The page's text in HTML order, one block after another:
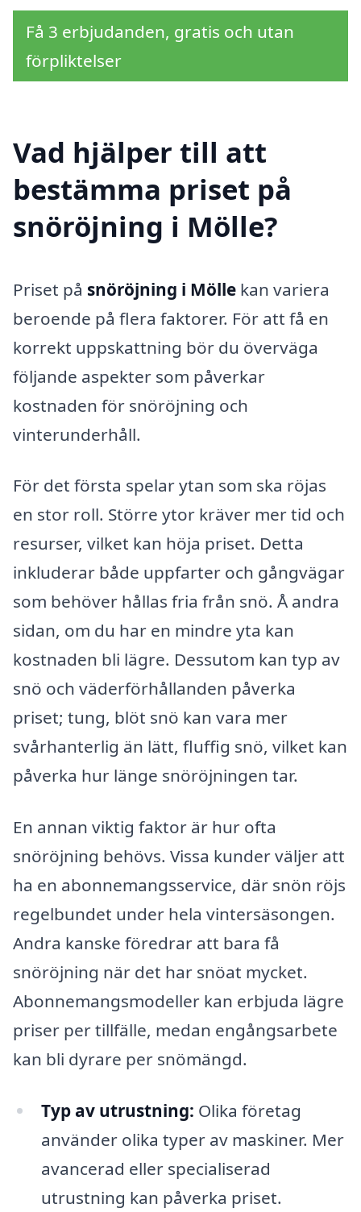
Få 3 erbjudanden, gratis och utan
förpliktelser
Vad hjälper till att
bestämma priset på
snöröjning i Mölle?
Priset på snöröjning i Mölle kan variera
beroende på flera faktorer. För att få en
korrekt uppskattning bör du överväga
följande aspekter som påverkar
kostnaden för snöröjning och
vinterunderhåll.
För det första spelar ytan som ska röjas
en stor roll. Större ytor kräver mer tid och
resurser, vilket kan höja priset. Detta
inkluderar både uppfarter och gångvägar
som behöver hållas fria från snö. Å andra
sidan, om du har en mindre yta kan
kostnaden bli lägre. Dessutom kan typ av
snö och väderförhållanden påverka
priset; tung, blöt snö kan vara mer
svårhanterlig än lätt, fluffig snö, vilket kan
påverka hur länge snöröjningen tar.
En annan viktig faktor är hur ofta
snöröjning behövs. Vissa kunder väljer att
ha en abonnemangsservice, där snön röjs
regelbundet under hela vintersäsongen.
Andra kanske föredrar att bara få
snöröjning när det har snöat mycket.
Abonnemangsmodeller kan erbjuda lägre
priser per tillfälle, medan engångsarbete
kan bli dyrare per snömängd.
Typ av utrustning: Olika företag
använder olika typer av maskiner. Mer
avancerad eller specialiserad
utrustning kan påverka priset.